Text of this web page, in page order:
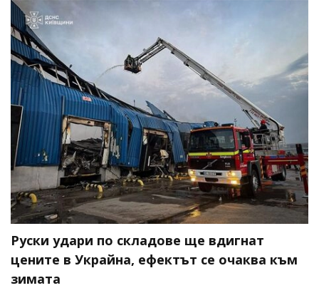
Руски удари по складове ще вдигнат
цените в Украйна, ефектът се очаква към
зимата